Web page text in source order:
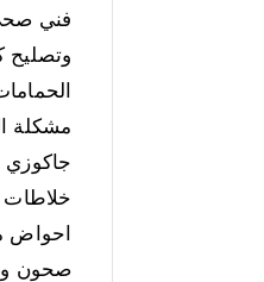
فني
مشكلة
خلاطات
احواض
صحون